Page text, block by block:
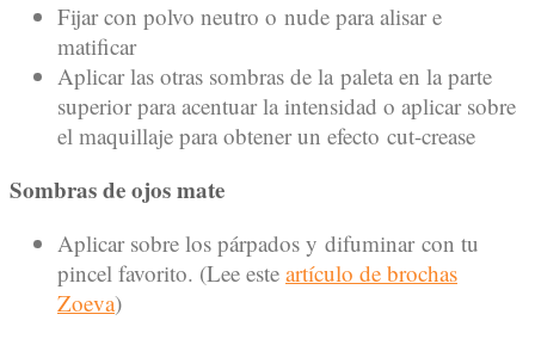
Fijar con polvo neutro o nude para alisar e
matificar
Aplicar las otras sombras de la paleta en la parte
superior para acentuar la intensidad o aplicar sobre
el maquillaje para obtener un efecto cut-crease
Sombras de ojos mate
Aplicar sobre los párpados y difuminar con tu
pincel favorito. (Lee este artículo de brochas
Zoeva)